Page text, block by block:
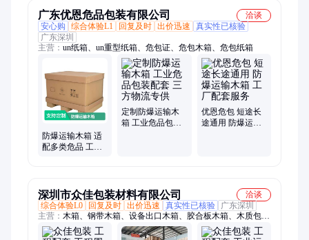
广东优恩危品包装有限公司
洽谈
安心购
综合体验L1 回复及时 出价迅速
真实性已核验
广东深圳
主营： un纸箱、un重型纸箱、危包证、危包木箱、危包纸箱
防爆运输木箱 适
配多类危品 工厂
定制防爆运输木
箱 工业危品包装
优恩危包 短途长
途通用 防爆运输
深圳市众佳包装材料有限公司
洽谈
综合体验L0
回复及时 出价迅速 真实性已核验
广东深圳
主营： 木箱、钢带木箱、设备出口木箱、胶合板木箱、木质包装
箱